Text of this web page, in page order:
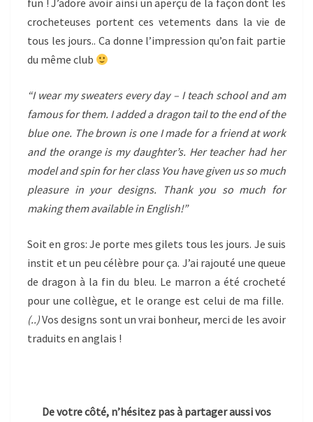
fun ! J’adore avoir ainsi un aperçu de la façon dont les
crocheteuses portent ces vetements dans la vie de
tous les jours.. Ca donne l’impression qu’on fait partie
du même club
“I wear my sweaters every day – I teach school and am
famous for them. I added a dragon tail to the end of the
blue one. The brown is one I made for a friend at work
and the orange is my daughter’s. Her teacher had her
model and spin for her class You have given us so much
pleasure in your designs. Thank you so much for
making them available in English!”
Soit en gros: Je porte mes gilets tous les jours. Je suis
instit et un peu célèbre pour ça. J’ai rajouté une queue
de dragon à la fin du bleu. Le marron a été crocheté
pour une collègue, et le orange est celui de ma fille.
(..)Vos designs sont un vrai bonheur, merci de les avoir
traduits en anglais !
De votre côté, n’hésitez pas à partager aussi vos